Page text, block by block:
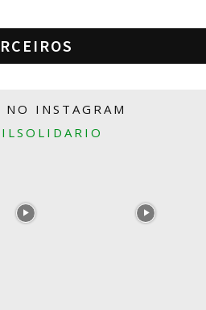
NO INSTAGRAM